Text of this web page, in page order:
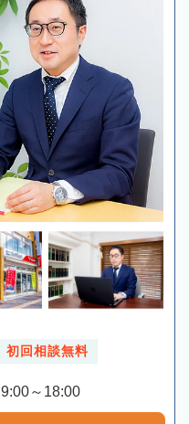
初回相談無料
9:00～18:00